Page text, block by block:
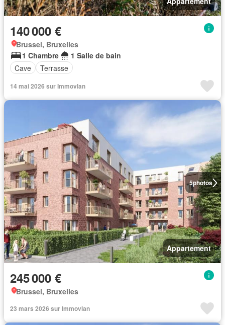
140 000 €
Brussel, Bruxelles
1 Chambre
1 Salle de bain
Cave
Terrasse
14 mai 2026 sur Immovlan
5photos
Appartement
245 000 €
Brussel, Bruxelles
23 mars 2026 sur Immovlan